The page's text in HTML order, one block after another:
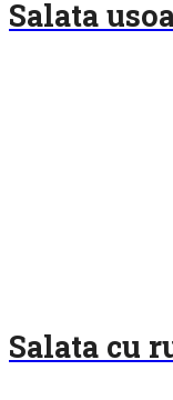
Salata
Salata cu